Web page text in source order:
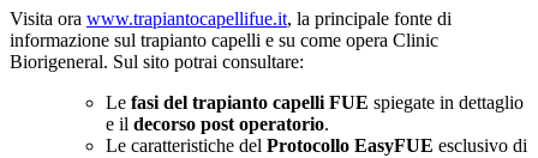
Visita ora www.trapiantocapellifue.it, la principale fonte di
informazione sul trapianto capelli e su come opera Clinic
Biorigeneral. Sul sito potrai consultare:
Le fasi del trapianto capelli FUE spiegate in dettaglio
e il decorso post operatorio.
Le caratteristiche del Protocollo EasyFUE esclusivo di